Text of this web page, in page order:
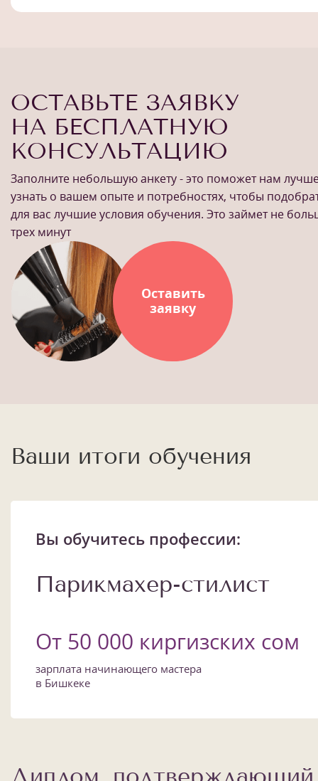
ОСТАВЬТЕ ЗАЯВКУ
НА БЕСПЛАТНУЮ
КОНСУЛЬТАЦИЮ
Заполните небольшую анкету - это поможет нам
узнать о вашем опыте и потребностях, чтобы
для вас лучшие условия обучения. Это займет не
трех минут
Оставить
заявку
Ваши итоги обучения
Вы обучитесь профессии:
Парикмахер-стилист
От 50 000 киргизских сом
зарплата начинающего мастера
в Бишкеке